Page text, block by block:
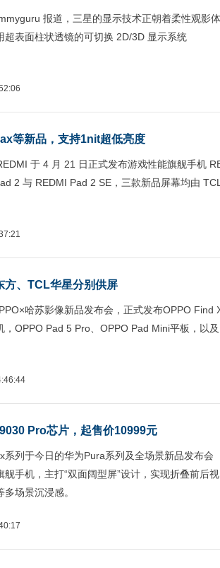
报道，三星的显示技术正朝着柔性观影体
表面柱状透镜的可切换 2D/3D 显示系统
等新品，支持1nit超低亮度
于 4 月 21 日正式发布游戏性能旗舰手机
2 与 REDMI Pad 2 SE，三款新品屏幕均由 TCL
方、TCL华星分别供屏
哈苏影像新品发布会，正式发布OPPO Find
OPPO Pad 5 Pro、OPPO Pad Mini平板，以及
Pro芯片，起售价10999元
列于今日的华为Pura系列及全场景新品发布会
舰手机，主打“双面阔型屏”设计，实现折叠前后视
场景沉浸感。